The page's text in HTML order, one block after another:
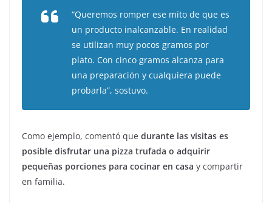
“Queremos romper ese mito de que es
un producto inalcanzable. En realidad
se utilizan muy pocos gramos por
plato. Con cinco gramos alcanza para
una preparación y cualquiera puede
probarla”, sostuvo.
Como ejemplo, comentó que durante las visitas es
posible disfrutar una pizza trufada o adquirir
pequeñas porciones para cocinar en casa y compartir
en familia.